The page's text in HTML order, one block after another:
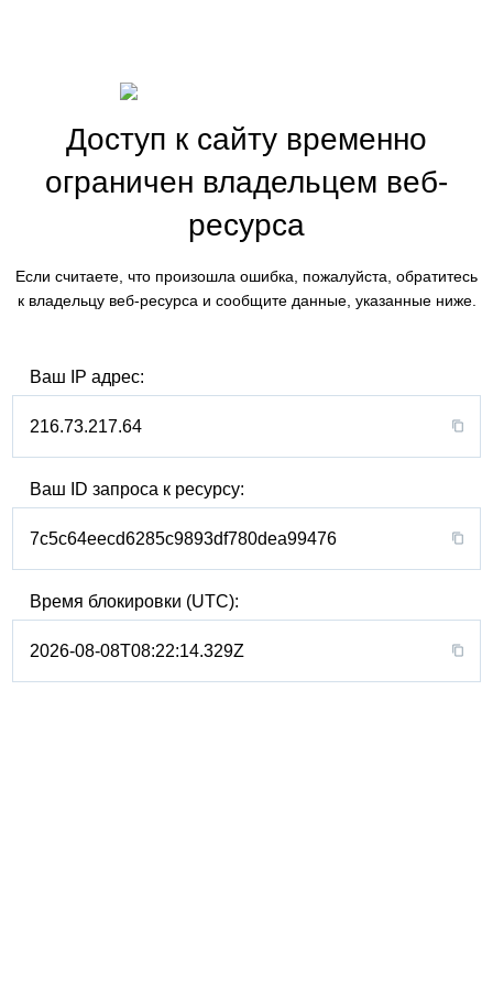
Доступ к сайту временно
ограничен владельцем веб-
ресурса
Если считаете, что произошла ошибка, пожалуйста, обратитесь
к владельцу веб-ресурса и сообщите данные, указанные ниже.
Ваш IP адрес:
216.73.217.64
Ваш ID запроса к ресурсу:
7c5c64eecd6285c9893df780dea99476
Время блокировки (UTC):
2026-08-08T08:22:14.329Z